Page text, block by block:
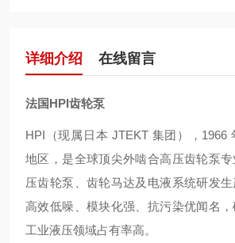
详细介绍 在线留言
法国HPI齿轮泵
HPI（现属日本 JTEKT 集团）
，
地区，是全球顶尖外啮合高压齿轮泵
压齿轮泵、齿轮马达及电液系统研发生
高效低噪、模块化强、抗污染优闻名，
工业液压领域占有率高。